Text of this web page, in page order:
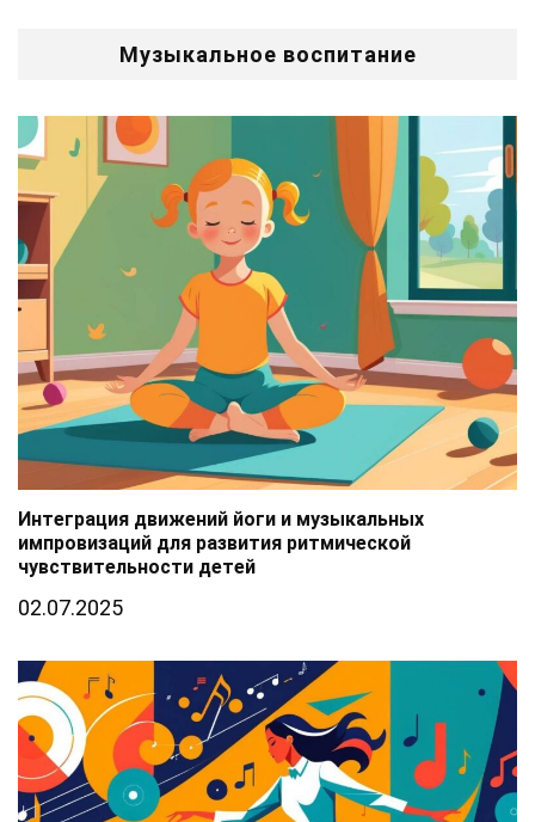
Музыкальное воспитание
Интеграция движений йоги и музыкальных
импровизаций для развития ритмической
чувствительности детей
02.07.2025